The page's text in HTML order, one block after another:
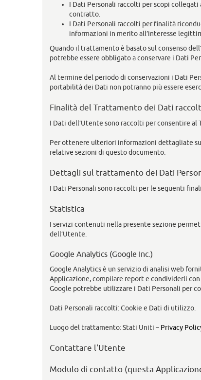
I Dati Personali raccolti per scopi
contratto.
I Dati Personali raccolti per finalità
informazioni in merito all’interesse
Quando il trattamento è basato sul consenso
potrebbe essere obbligato a conservare i Dati
Al termine del periodo di conservazioni i Dati
portabilità dei Dati non potranno più essere
Finalità del Trattamento dei Dati
I Dati dell’Utente sono raccolti per consentire
Per ottenere ulteriori informazioni dettagliate
relative sezioni di questo documento.
Dettagli sul trattamento dei Dati
I Dati Personali sono raccolti per le seguenti
Statistica
I servizi contenuti nella presente sezione
dell’Utente.
Google Analytics (Google Inc.)
Google Analytics è un servizio di analisi web
Applicazione, compilare report e condividerli
Google potrebbe utilizzare i Dati Personali per
Dati Personali raccolti: Cookie e Dati di utilizzo.
Luogo del trattamento: Stati Uniti – Privacy
Contattare l'Utente
Modulo di contatto (questa